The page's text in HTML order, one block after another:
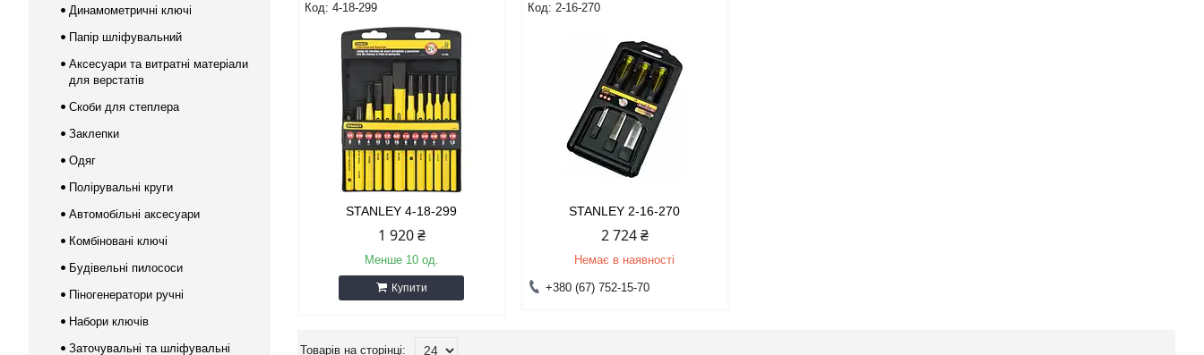
4-18-299
STANLEY 4-18-299
1 920 ₴
Менше 10 од.
Купити
2-16-270
STANLEY 2-16-270
2 724 ₴
Немає в наявності
+380 (67) 752-15-70
Динамометричні ключі
Папір шліфувальний
Аксесуари та витратні матеріали
для верстатів
Скоби для степлера
Заклепки
Одяг
Полірувальні круги
Автомобільні аксесуари
Комбіновані ключі
Будівельні пилососи
Піногенератори ручні
Набори ключів
Заточувальні та шліфувальні